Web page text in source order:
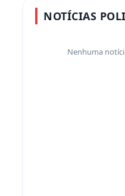
NOTÍCIAS
Nenhuma